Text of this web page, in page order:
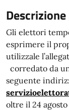
Descrizione
Gli elettori
esprimere il
utilizzale
corredato da
seguente
oltre il 24 agosto